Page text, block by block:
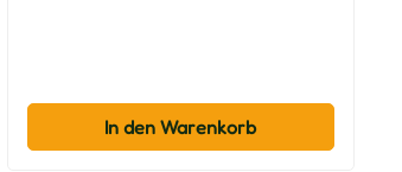
In den Warenkorb